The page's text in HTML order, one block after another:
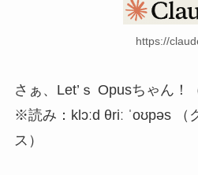
https://
さぁ、Let’ｓ Opusちゃん！
※読み：klɔːd θriː ˈoʊpəs
ス）